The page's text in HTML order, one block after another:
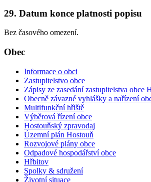
29. Datum konce platnosti popisu
Bez časového omezení.
Obec
Informace o obci
Zastupitelstvo obce
Zápisy ze zasedání zastupitelstva obce
Obecně závazné vyhlášky a nařízení
Multifunkční hřiště
Výběrová řízení obce
Hostouňský zpravodaj
Územní plán Hostouň
Rozvojové plány obce
Odpadové hospodářství obce
Hřbitov
Spolky & sdružení
Životní situace